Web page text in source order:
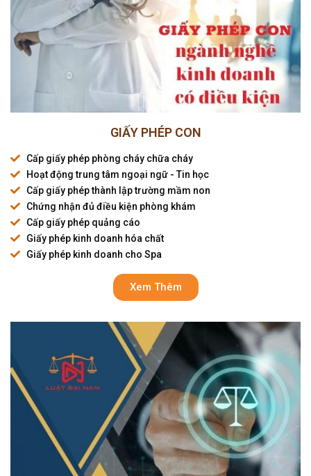
GIẤY PHÉP CON
Cấp giấy phép phòng cháy chữa cháy
Hoạt động trung tâm ngoại ngữ - Tin học
Cấp giấy phép thành lập trường mầm non
Chứng nhận đủ điều kiện phòng khám
Cấp giấy phép quảng cáo
Giấy phép kinh doanh hóa chất
Giấy phép kinh doanh cho Spa
Xem Thêm